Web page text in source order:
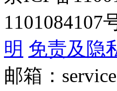
明 免责及隐
邮箱：